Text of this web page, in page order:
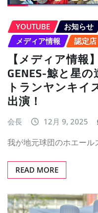
YOUTUBE お知らせ
メディア情報
認定店
【メディア情報
GENES-鯨と星
トランヤンキイ
出演！
会長 12月 9, 2025
我が地元球団のホエー
READ MORE